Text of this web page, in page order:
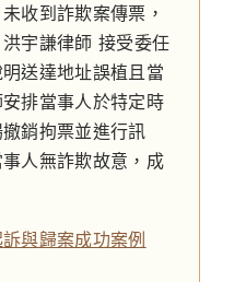
收到詐欺案傳票，
洪宇謙律師 接受委任
送達地址誤植且當
排當事人於特定時
銷拘票並進行訊
人無詐欺故意，成
與歸案成功案例